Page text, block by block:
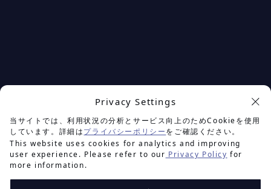
Privacy Settings
当サイトでは、利用状況の分析とサービス向上のためCookieを使用
しています。詳細はプライバシーポリシーをご確認ください。
This website uses cookies for analytics and improving
user experience. Please refer to our Privacy Policy for
more information.
余白を楽しむプロジェクト